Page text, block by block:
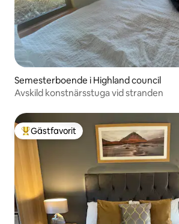
Semesterboende i Highland council
Avskild konstnärsstuga vid stranden
Populär gästfavorit
Gästfavorit